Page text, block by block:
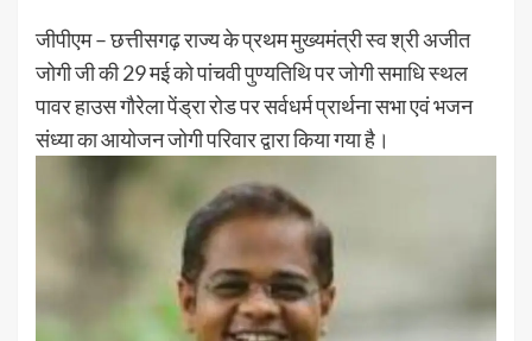
जीपीएम – छत्तीसगढ़ राज्य के प्रथम मुख्यमंत्री स्व श्री अजीत
जोगी जी की 29 मई को पांचवी पुण्यतिथि पर जोगी समाधि स्थल
पावर हाउस गौरेला पेंड्रा रोड पर सर्वधर्म प्रार्थना सभा एवं भजन
संध्या का आयोजन जोगी परिवार द्वारा किया गया है।